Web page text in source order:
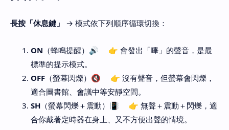
長按「休息鍵」 → 模式依下列順序循環切換：
ON （蜂鳴提醒）🔊 👉 會發出「嗶」的聲音，是最
標準的提示模式。
OFF （螢幕閃爍）🔇 👉 沒有聲音，但螢幕會閃爍，
適合圖書館、會議中等安靜空間。
SH （螢幕閃爍＋震動）📳 👉 無聲＋震動＋閃爍，適
合你戴著定時器在身上、又不方便出聲的情境。